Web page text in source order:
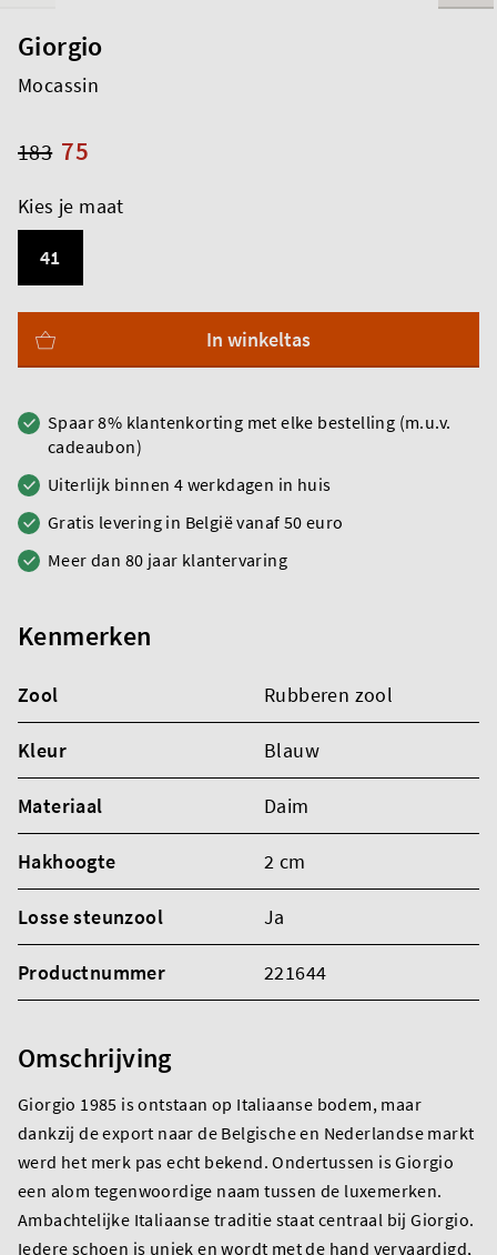
Giorgio
Mocassin
75
183
Kies je maat
41
In winkeltas
Spaar 8% klantenkorting met elke bestelling (m.u.v.
cadeaubon)
Uiterlijk binnen 4 werkdagen in huis
Gratis levering in België vanaf 50 euro
Meer dan 80 jaar klantervaring
Kenmerken
Zool Rubberen zool
Kleur Blauw
Materiaal Daim
Hakhoogte 2 cm
Losse steunzool Ja
Productnummer 221644
Omschrijving
Giorgio 1985 is ontstaan op Italiaanse bodem, maar
dankzij de export naar de Belgische en Nederlandse markt
werd het merk pas echt bekend. Ondertussen is Giorgio
een alom tegenwoordige naam tussen de luxemerken.
Ambachtelijke Italiaanse traditie staat centraal bij Giorgio.
Iedere schoen is uniek en wordt met de hand vervaardigd,